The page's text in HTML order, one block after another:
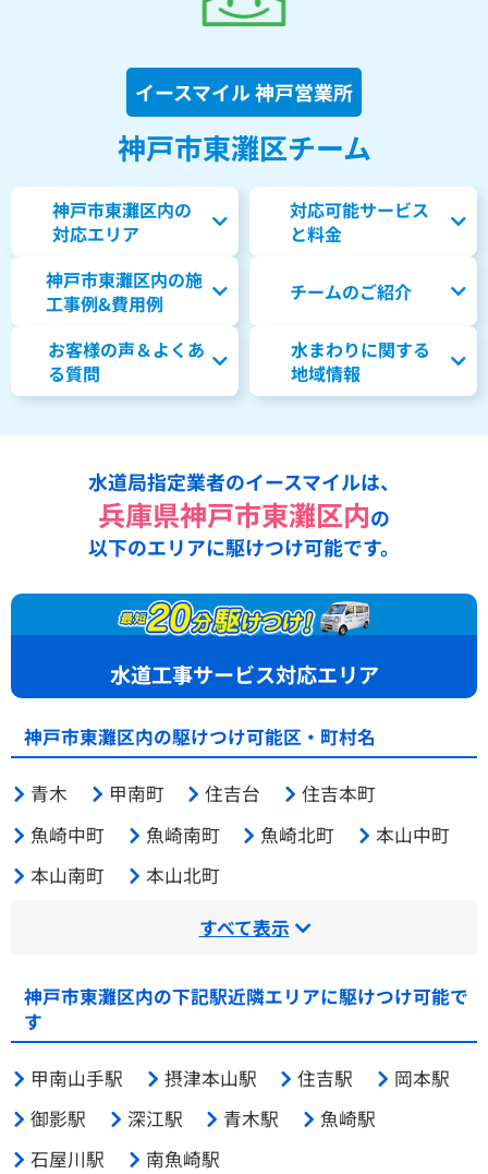
イースマイル 神戸営業所
神戸市東灘区チーム
神戸市東灘区内の
対応エリア
対応可能サービス
と料金
神戸市東灘区内の施
工事例&費用例
チームのご紹介
お客様の声＆よくあ
る質問
水まわりに関する
地域情報
水道局指定業者のイースマイルは、
兵庫県神戸市東灘区内の
以下のエリアに駆けつけ可能です。
水道工事サービス対応エリア
神戸市東灘区内の駆けつけ可能区・町村名
青木 甲南町 住吉台
住吉本町
魚崎中町
魚崎南町 魚崎北町
本山中町
本山南町
本山北町
すべて表示
神戸市東灘区内の下記駅近隣エリアに駆けつけ可能で
す
甲南山手駅 摂津本山駅 住吉駅
岡本駅
御影駅
深江駅 青木駅
魚崎駅
石屋川駅
南魚崎駅